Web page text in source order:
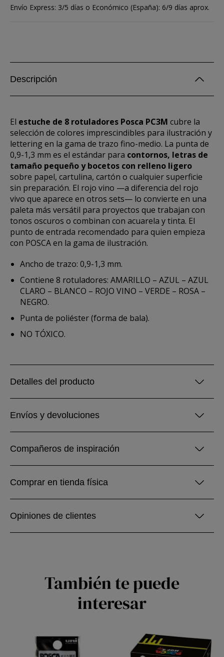
Envío Express: 3/5 días o Económico (España): 6/9 días aprox.
Descripción
El estuche de 8 rotuladores Posca PC3M cubre la
selección de colores imprescindibles para ilustración y
lettering en la gama de trazo fino-medio. La punta de
0,9-1,3 mm es el estándar para contornos, letras de
tamaño pequeño y bocetos con relleno ligero
sobre papel, cartulina, cartón o cualquier superficie
sin preparación. El rojo vino —a diferencia del rojo
vivo que aparece en otros sets— lo convierte en una
paleta más versátil para proyectos que trabajan con
tonos oscuros o combinan con acuarela y tinta. El
punto de entrada recomendado para quien empieza
con POSCA en la gama de ilustración.
Ancho de trazo: 0,9-1,3 mm.
Contiene 8 rotuladores: AMARILLO – AZUL – AZUL
CLARO – BLANCO – ROJO VINO – VERDE – ROSA –
NEGRO.
Punta de poliéster (forma de bala).
NO TÓXICO.
Detalles del producto
Envíos y devoluciones
Compañeros de inspiración
Comprar en tienda física
Opiniones de clientes
También te puede
interesar